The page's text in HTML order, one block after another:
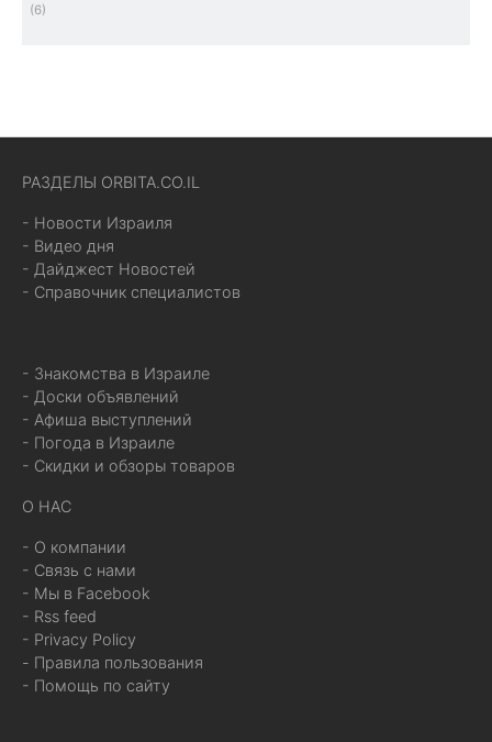
(6)
РАЗДЕЛЫ ORBITA.CO.IL
- Новости Израиля
- Видео дня
- Дайджест Новостей
- Справочник специалистов
- Знакомства в Израиле
- Доски объявлений
- Афиша выступлений
- Погода в Израиле
- Скидки и обзоры товаров
О НАС
- О компании
- Связь с нами
- Мы в Facebook
- Rss feed
- Privacy Policy
- Правила пользования
- Помощь по сайту